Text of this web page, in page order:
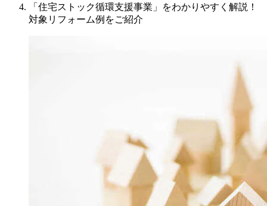
「住宅ストック循環支援事業」をわかりやすく解説！
対象リフォーム例をご紹介